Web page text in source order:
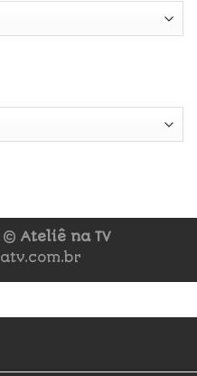
© Ateliê na TV